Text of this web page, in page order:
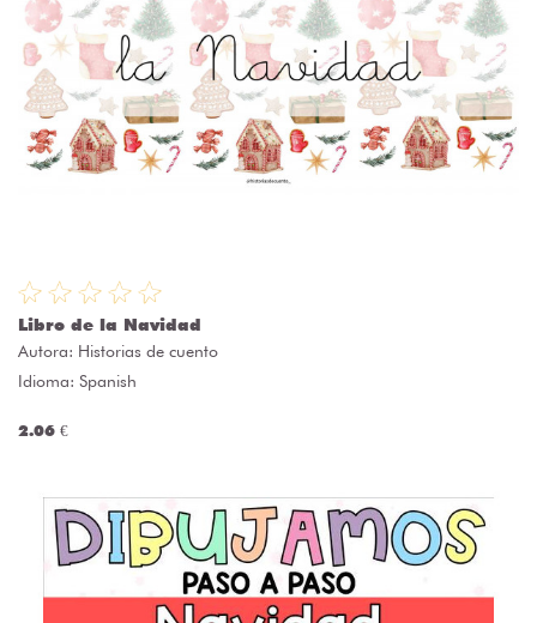
Libro de la Navidad
Autora: Historias de cuento
Idioma: Spanish
2.06 €